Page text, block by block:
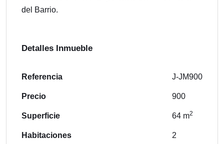
del Barrio.
Detalles Inmueble
Referencia
Precio
Superficie
Habitaciones
J-JM900
900
64 m2
2